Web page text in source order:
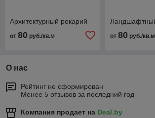
Архитектурный рокарий
от 80 руб./кв.м от 80руб./кв.м
О нас
Рейтинг не сформирован
Менее 5 отзывов за последний год
Компания продает на Deal.by